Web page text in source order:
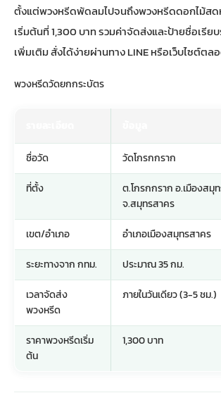
ตั้งแต่พวงหรีดพัดลมไปจนถึงพวงหรีดดอกไม้ส
เริ่มต้นที่ 1,300 บาท รวมค่าจัดส่งและป้ายชื่อเรีย
เพิ่มเติม สั่งได้ง่ายผ่านทาง LINE หรือเว็บไซต์ตล
พวงหรีดวัดยกกระบัตร
ชื่อวัด วัดโกรกกราก
ที่ตั้ง
ต.โกรกกราก อ.เมืองสมุ
จ.สมุทรสาคร
เขต/อำเภอ อำเภอเมืองสมุทรสาคร
ระยะทางจาก กทม. ประมาณ 35 กม.
เวลาจัดส่ง
พวงหรีด
ภายในวันเดียว (3-5 ชม.)
ราคาพวงหรีดเริ่ม
ต้น
1,300 บาท